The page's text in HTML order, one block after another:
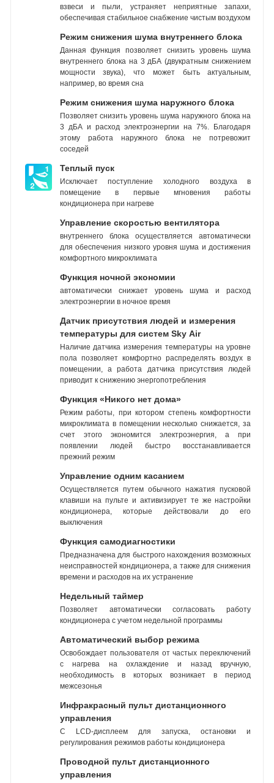
взвеси и пыли, устраняет неприятные запахи,
обеспечивая стабильное снабжение чистым воздухом
Режим снижения шума внутреннего блока
Данная функция позволяет снизить уровень шума
внутреннего блока на 3 дБА (двукратным снижением
мощности звука), что может быть актуальным,
например, во время сна
Режим снижения шума наружного блока
Позволяет снизить уровень шума наружного блока на
3 дБА и расход электроэнергии на 7%. Благодаря
этому работа наружного блока не потревожит
соседей
Теплый пуск
Исключает поступление холодного воздуха в
помещение в первые мгновения работы
кондиционера при нагреве
Управление скоростью вентилятора
внутреннего блока осуществляется автоматически
для обеспечения низкого уровня шума и достижения
комфортного микроклимата
Функция ночной экономии
автоматически снижает уровень шума и расход
электроэнергии в ночное время
Датчик присутствия людей и измерения
температуры для систем Sky Air
Наличие датчика измерения температуры на уровне
пола позволяет комфортно распределять воздух в
помещении, а работа датчика присутствия людей
приводит к снижению энергопотребления
Функция «Никого нет дома»
Режим работы, при котором степень комфортности
микроклимата в помещении несколько снижается, за
счет этого экономится электроэнергия, а при
появлении людей быстро восстанавливается
прежний режим
Управление одним касанием
Осуществляется путем обычного нажатия пусковой
клавиши на пульте и активизирует те же настройки
кондиционера, которые действовали до его
выключения
Функция самодиагностики
Предназначена для быстрого нахождения возможных
неисправностей кондиционера, а также для снижения
времени и расходов на их устранение
Недельный таймер
Позволяет автоматически согласовать работу
кондиционера с учетом недельной программы
Автоматический выбор режима
Освобождает пользователя от частых переключений
с нагрева на охлаждение и назад вручную,
необходимость в которых возникает в период
межсезонья
Инфракрасный пульт дистанционного
управления
С LCD-дисплеем для запуска, остановки и
регулирования режимов работы кондиционера
Проводной пульт дистанционного
управления